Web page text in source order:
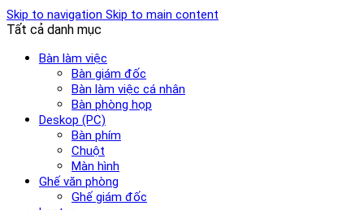
Skip to navigation Skip to main content
Tất cả danh mục
Bàn làm việc
Bàn giám đốc
Bàn làm việc cá nhân
Bàn phòng họp
Deskop (PC)
Bàn phím
Chuột
Màn hình
Ghế văn phòng
Ghế giám đốc